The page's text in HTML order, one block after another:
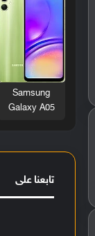
Samsung
Galaxy A05
تابعنا على